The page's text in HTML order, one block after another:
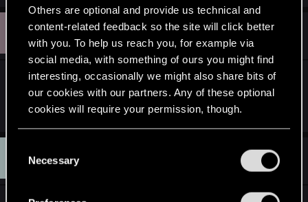
Others are optional and provide us technical and
content-related feedback so the site will click better
with you. To help us reach you, for example via
social media, with something of ours you might find
interesting, occasionally we might also share bits of
our cookies with our partners. Any of these optional
cookies will require your permission, though.
and tweak your preferences regarding them in the
Necessary
U username_2063290 Senior user
Ostatni quest w III akcie, nosi tytuł "Wejście
smoka". Oczywiście wtedy walczymy ze smokiem.
D DavIDPL
Aug 2, 2011